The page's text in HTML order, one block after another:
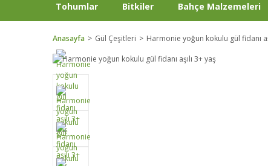
Tohumlar Bitkiler Bahçe Malzemeleri
Anasayfa Gül Çeşitleri Harmonie yoğun kokulu gül fidanı